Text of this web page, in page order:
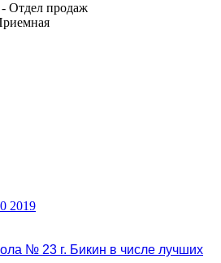
- Отдел продаж
2019
№ 23 г. Бикин в числе лучших